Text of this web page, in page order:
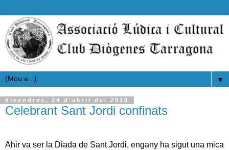
▼
divendres, 24 d’abril del 2020
Celebrant Sant Jordi confinats
Ahir va ser la Diada de Sant Jordi, engany ha sigut una mica